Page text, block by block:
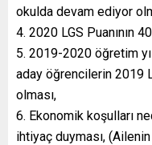
okulda devam ediyor
4. 2020 LGS Puanının
5. 2019-2020 öğretim
aday öğrencilerin 2019
olması,
6. Ekonomik koşulları
ihtiyaç duyması,